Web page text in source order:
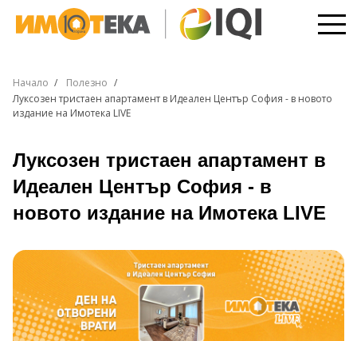
Начало
Полезно
Луксозен тристаен апартамент в Идеален Център София - в новото
издание на Имотека LIVE
Луксозен тристаен апартамент в
Идеален Център София - в
новото издание на Имотека LIVE